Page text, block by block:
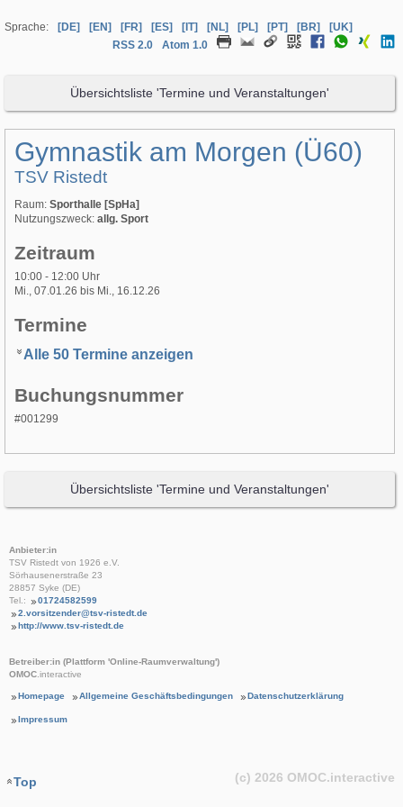
Sprache: [DE] [EN] [FR] [ES] [IT] [NL] [PL] [PT] [BR]
[UK]
RSS 2.0
Atom 1.0
Übersichtsliste 'Termine und Veranstaltungen'
Gymnastik am Morgen (Ü60)
TSV Ristedt
Raum: Sporthalle [SpHa]
Nutzungszweck: allg. Sport
Zeitraum
10:00 - 12:00 Uhr
Mi., 07.01.26 bis Mi., 16.12.26
Termine
Alle 50 Termine anzeigen
Buchungsnummer
#001299
Übersichtsliste 'Termine und Veranstaltungen'
Anbieter:in
TSV Ristedt von 1926 e.V.
Sörhausenerstraße 23
28857 Syke (DE)
Tel.:
01724582599
2.vorsitzender@tsv-ristedt.de
http://www.tsv-ristedt.de
Betreiber:in (Plattform 'Online-Raumverwaltung')
OMOC.interactive
Homepage Allgemeine Geschäftsbedingungen Datenschutzerklärung
Impressum
Top (c) 2026 OMOC.interactive